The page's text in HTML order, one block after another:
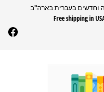
וחדשים בעברית בארה"ב
Free shipping in